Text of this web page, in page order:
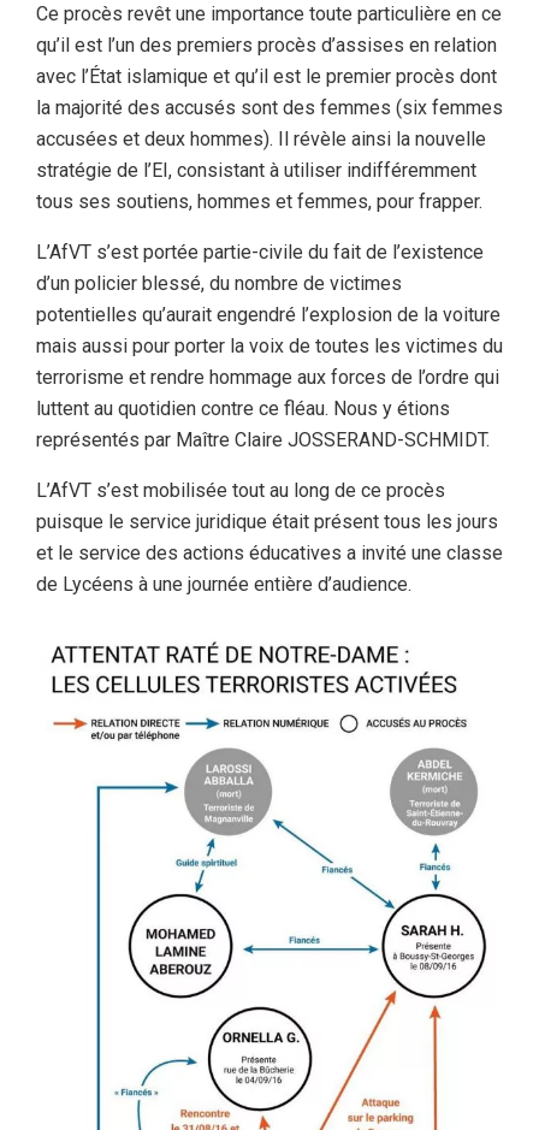
Ce procès revêt une importance toute particulière en ce
qu’il est l’un des premiers procès d’assises en relation
avec l’État islamique et qu’il est le premier procès dont
la majorité des accusés sont des femmes (six femmes
accusées et deux hommes). Il révèle ainsi la nouvelle
stratégie de l’EI, consistant à utiliser indifféremment
tous ses soutiens, hommes et femmes, pour frapper.
L’AfVT s’est portée partie-civile du fait de l’existence
d’un policier blessé, du nombre de victimes
potentielles qu’aurait engendré l’explosion de la voiture
mais aussi pour porter la voix de toutes les victimes du
terrorisme et rendre hommage aux forces de l’ordre qui
luttent au quotidien contre ce fléau. Nous y étions
représentés par Maître Claire JOSSERAND-SCHMIDT.
L’AfVT s’est mobilisée tout au long de ce procès
puisque le service juridique était présent tous les jours
et le service des actions éducatives a invité une classe
de Lycéens à une journée entière d’audience.